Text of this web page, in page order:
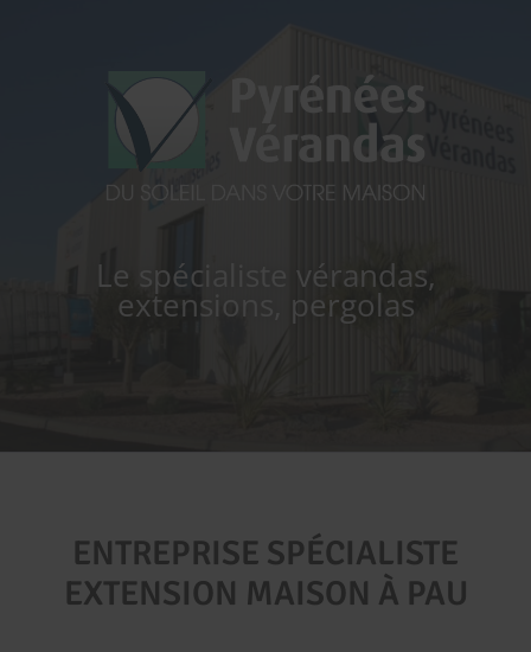
Le spécialiste vérandas,
extensions, pergolas
ENTREPRISE SPÉCIALISTE
EXTENSION MAISON À PAU